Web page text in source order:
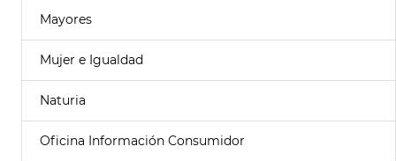
Mayores
Mujer e Igualdad
Naturia
Oficina Información Consumidor